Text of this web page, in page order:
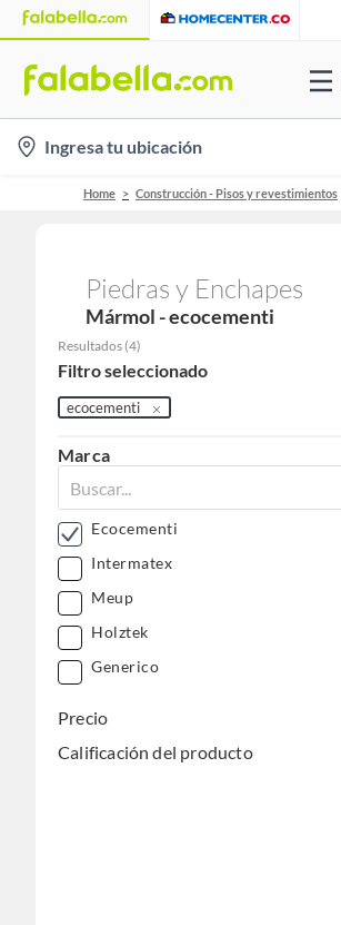
location-
icon
Ingresa tu ubicación
Home Construcción - Pisos y revestimientos
Piedras y Enchapes
Mármol - ecocementi
Resultados (4)
Filtro seleccionado
ecocementi
Marca
Ecocementi
Intermatex
Meup
Holztek
Generico
Precio
Calificación del producto